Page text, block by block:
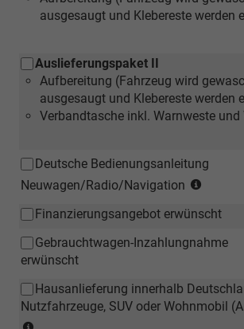
ausgesaugt und Klebereste werden
Auslieferungspaket II
Aufbereitung (Fahrzeug wird
ausgesaugt und Klebereste werden
Verbandtasche inkl. Warnweste und
Deutsche Bedienungsanleitung
Neuwagen/Radio/Navigation
auch
einem
Finanzierungsangebot erwünscht
Gebrauchtwagen-Inzahlungnahme
erwünscht
Hausanlieferung innerhalb
Nutzfahrzeuge, SUV oder Wohnmobil